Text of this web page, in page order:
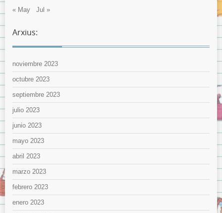
« May Jul »
Arxius:
noviembre 2023
octubre 2023
septiembre 2023
julio 2023
junio 2023
mayo 2023
abril 2023
marzo 2023
febrero 2023
enero 2023